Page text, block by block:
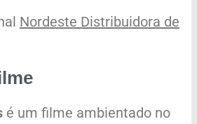
Nordeste Distribuidora de
é um filme ambientado no